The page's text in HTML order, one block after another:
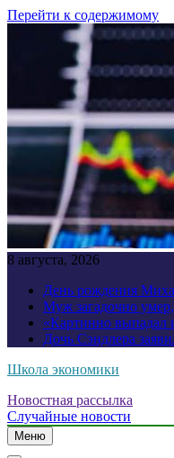
Перейти к содержимому
8 августа, 2026
День рождения
Муж загадочно умер,
«Картинно выпадал
Дочь Сэндлера
Школа экономики
Новостная рассылка
Случайные новости
Меню